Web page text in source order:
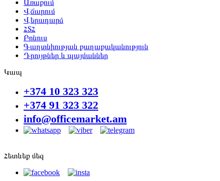
Առաքում
Վճարում
Վերադարձ
ՀՏՀ
Բոնուս
Գաղտնիության քաղաքականություն
Դրույթներ և պայմաններ
Կապ
+374 10 323 323
+374 91 323 322
info@officemarket.am
Հետևեք մեզ